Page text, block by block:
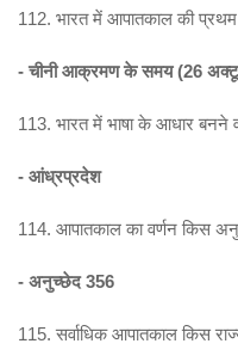
112. भारत में आपातकाल की
- चीनी आक्रमण के समय (26
113. भारत में भाषा के आधार बनने
- आंध्रप्रदेश
114. आपातकाल का वर्णन किस
- अनुच्छेद 356
115. सर्वाधिक आपातकाल किस